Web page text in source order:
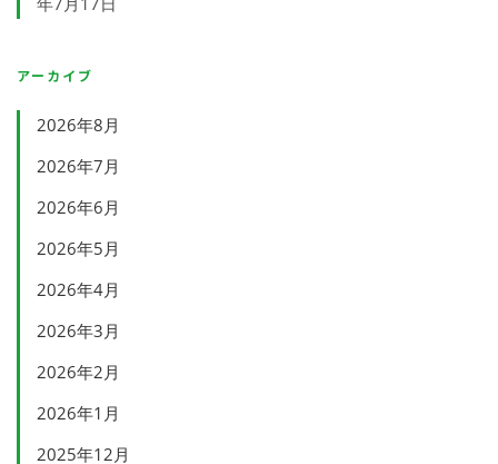
アーカイブ
2026年8月
2026年7月
2026年6月
2026年5月
2026年4月
2026年3月
2026年2月
2026年1月
2025年12月